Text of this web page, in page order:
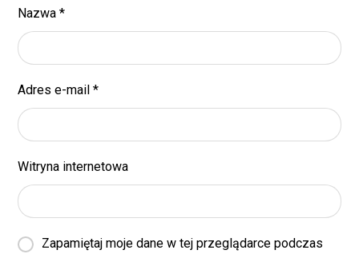
Nazwa*
Adres e-mail*
Witryna internetowa
Zapamiętaj moje dane w tej przeglądarce podczas